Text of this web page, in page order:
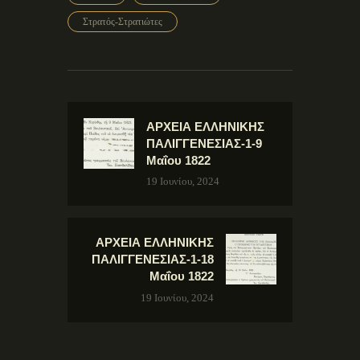
Στρατός-Στρατιώτες
ΑΡΧΕΙΑ ΕΛΛΗΝΙΚΗΣ
ΠΑΛΙΓΓΕΝΕΣΙΑΣ-1-9
Μαΐου 1822
19 Ιουνίου, 2024
ΑΡΧΕΙΑ ΕΛΛΗΝΙΚΗΣ
ΠΑΛΙΓΓΕΝΕΣΙΑΣ-1-18
Μαΐου 1822
19 Ιουνίου, 2024